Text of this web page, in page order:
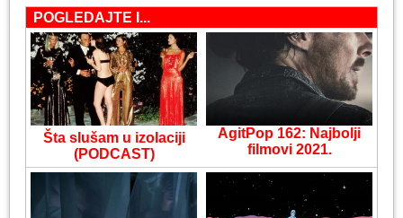
POGLEDAJTE I...
Šta slušam u izolaciji
(PODCAST)
AgitPop 162: Najbolji
filmovi 2021.